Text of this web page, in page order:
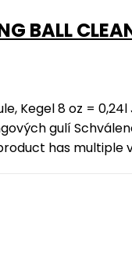
BALL
Kegel 8 oz =
gulí
has multiple